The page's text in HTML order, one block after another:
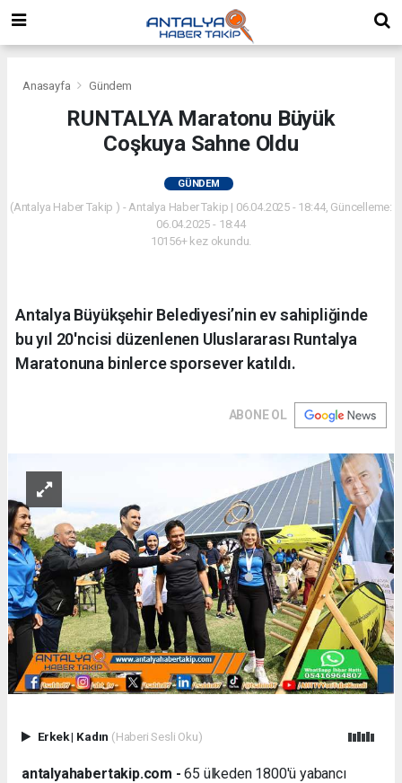
Anasayfa Gündem
RUNTALYA Maratonu Büyük
Coşkuya Sahne Oldu
GÜNDEM
(Antalya Haber Takip ) - Antalya Haber Takip | 06.04.2025 - 18:44, Güncelleme:
06.04.2025 - 18:44
10156+ kez okundu.
Antalya Büyükşehir Belediyesi’nin ev sahipliğinde
bu yıl 20'ncisi düzenlenen Uluslararası Runtalya
Maratonuna binlerce sporsever katıldı.
ABONE OL
Erkek| Kadın (Haberi Sesli Oku)
antalyahabertakip.com - 65 ülkeden 1800'ü yabancı